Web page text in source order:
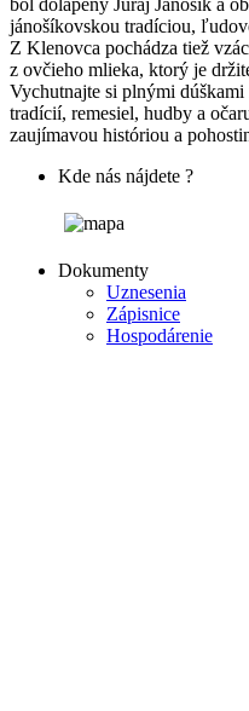
bol dolapený Juraj Jánošík a
jánošíkovskou tradíciou,
Z Klenovca pochádza tiež
z ovčieho mlieka, ktorý je
Vychutnajte si plnými
tradícií, remesiel, hudby a
zaujímavou históriou a
Kde nás nájdete ?
Dokumenty
Uznesenia
Zápisnice
Hospodárenie